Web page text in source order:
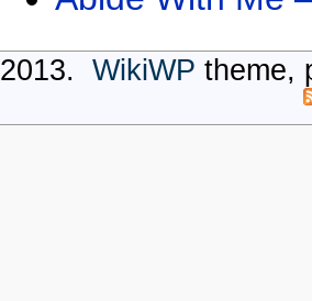
2013. WikiWP theme,